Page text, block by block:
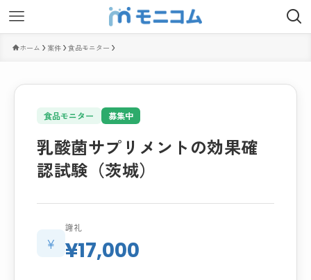
ホーム 案件 食品モニター
食品モニター 募集中
乳酸菌サプリメントの効果確
認試験（茨城）
¥
謝礼
¥17,000